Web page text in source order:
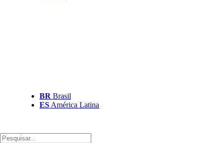
BR Brasil
ES América Latina